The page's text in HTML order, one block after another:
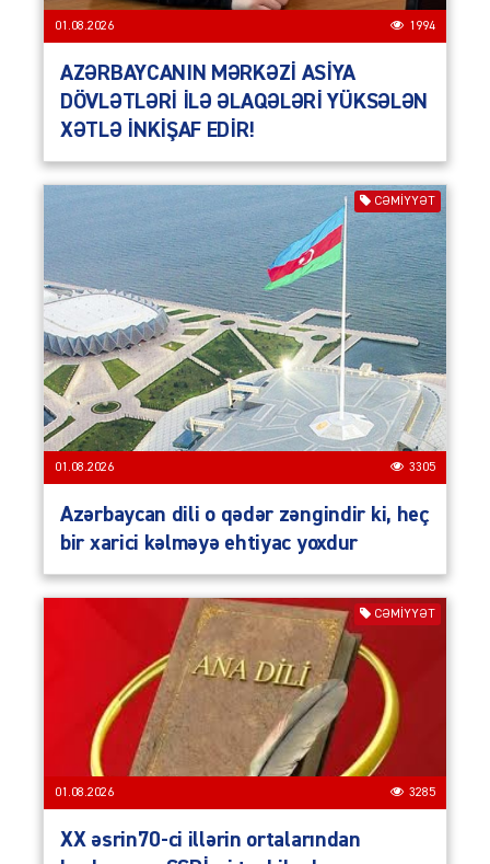
01.08.2026 1994
AZƏRBAYCANIN MƏRKƏZİ ASİYA
DÖVLƏTLƏRİ İLƏ ƏLAQƏLƏRİ YÜKSƏLƏN
XƏTLƏ İNKİŞAF EDİR!
CƏMIYYƏT
01.08.2026 3305
Azərbaycan dili o qədər zəngindir ki, heç
bir xarici kəlməyə ehtiyac yoxdur
CƏMIYYƏT
01.08.2026 3285
XX əsrin70-ci illərin ortalarından